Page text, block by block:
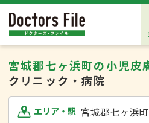
宮城郡七ヶ浜町の小児皮
クリニック・病院
エリア・駅 宮城郡七ヶ浜町